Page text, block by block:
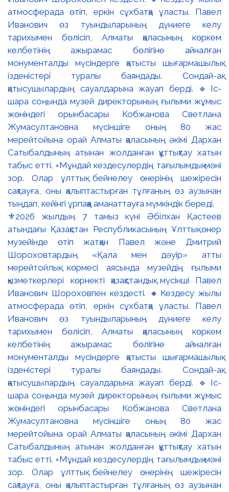
⚜️2026 жылдың 7 тамыз күні Әбілхан Қастеев
атындағы Қазақстан Республикасының Ұлттық өнер
музейінде өтіп жатқан Павел және Дмитрий
Шороховтардың «Қала мен дәуір» атты
мерейтойлық көрмесі аясында музейдің ғылыми
қызметкерлері көрнекті қазақстандық мүсінші Павел
Иванович Шороховпен кездесті. 🔸Кездесу жылы
атмосферада өтіп, еркін сұхбатқа ұласты. Павел
Иванович өз туындыларының дүниеге келу
тарихымен бөлісіп, Алматы қаласының көркем
келбетінің ажырамас бөлігіне айналған
монументалды мүсіндерге қатысты шығармашылық
ізденістері туралы баяндады. Сондай-ақ
қатысушылардың сауалдарына жауап берді. 🔹Іс-
шара соңында музей директорының ғылыми жұмыс
жөніндегі орынбасары Кобжанова Светлана
Жумасултановна мүсіншіге оның 80 жас
мерейтойына орай Алматы қаласының әкімі Дархан
Сатыбалдының атынан жолданған құттықтау хатын
табыс етті. ▫️Мұндай кездесулердің тағылымдық мәні
зор. Олар ұлттық бейнелеу өнерінің шежіресін
сақтауға, оны қалыптастырған тұлғаның өз аузынан